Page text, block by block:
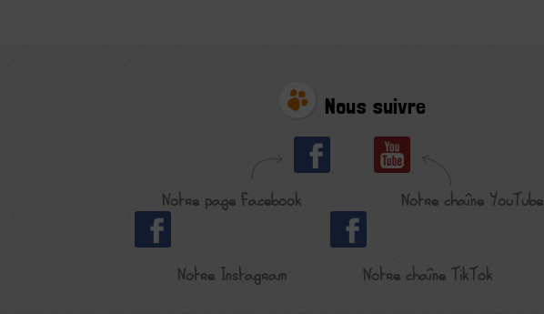
Nous suivre
Notre page Facebook Notre chaîne YouTube
Notre Instagram Notre chaîne TikTok